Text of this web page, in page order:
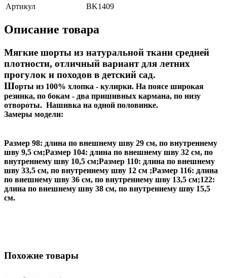
Артикул
BK1409
Описание товара
Мягкие шорты из натуральной ткани средней
плотности, отличный вариант для летних
прогулок и походов в детский сад.
Шорты из 100% хлопка - кулирки. На поясе широкая
резинка, по бокам - два пришивных кармана, по низу
отвороты. Нашивка на одной половинке.
Замеры модели:
Размер 98: длина по внешнему шву 29 см, по внутреннему
шву 9,5 см;Размер 104: длина по внешнему шву 32 см, по
внутреннему шву 10,5 см;Размер 110: длина по внешнему
шву 33,5 см, по внутреннему шву 12 см ;Размер 116: длина
по внешнему шву 36 см, по внутреннему шву 13,5 см;122:
длина по внешнему шву 38 см, по внутреннему шву 15,5
см.
Похожие товары